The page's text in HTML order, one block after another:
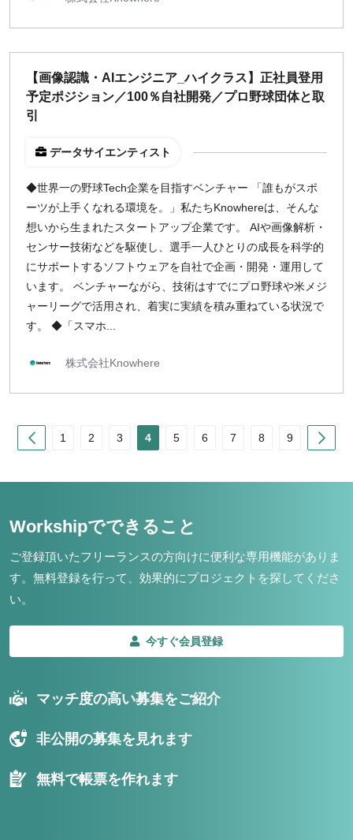
【画像認識・AIエンジニア_ハイクラス】正社員登用
予定ポジション／100％自社開発／プロ野球団体と取
引
データサイエンティスト
◆世界一の野球Tech企業を目指すベンチャー 「誰もがスポ
ーツが上手くなれる環境を。」私たちKnowhereは、そんな
想いから生まれたスタートアップ企業です。 AIや画像解析・
センサー技術などを駆使し、選手一人ひとりの成長を科学的
にサポートするソフトウェアを自社で企画・開発・運用して
います。 ベンチャーながら、技術はすでにプロ野球や米メジ
ャーリーグで活用され、着実に実績を積み重ねている状況で
す。 ◆「スマホ...
株式会社Knowhere
Prev1 2 3 4 5 6 7 8 9
Workshipでできること
ご登録頂いたフリーランスの方向けに便利な専用機能がありま
す。 無料登録を行って、効果的にプロジェクトを探してくださ
い。
今すぐ会員登録
マッチ度の高い募集をご紹介
非公開の募集を見れます
無料で帳票を作れます